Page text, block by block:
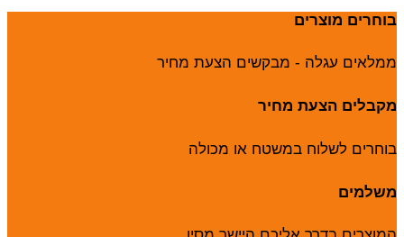
בוחרים מוצרים
ממלאים עגלה - מבקשים הצעת מחיר
מקבלים הצעת מחיר
בוחרים לשלוח במשטח או מכולה
משלמים